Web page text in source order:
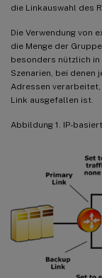
die Linkauswahl des
Die Verwendung von
die Menge der
besonders nützlich in
Szenarien, bei denen
Adressen
Link ausgefallen ist.
Abbildung 1. IP-